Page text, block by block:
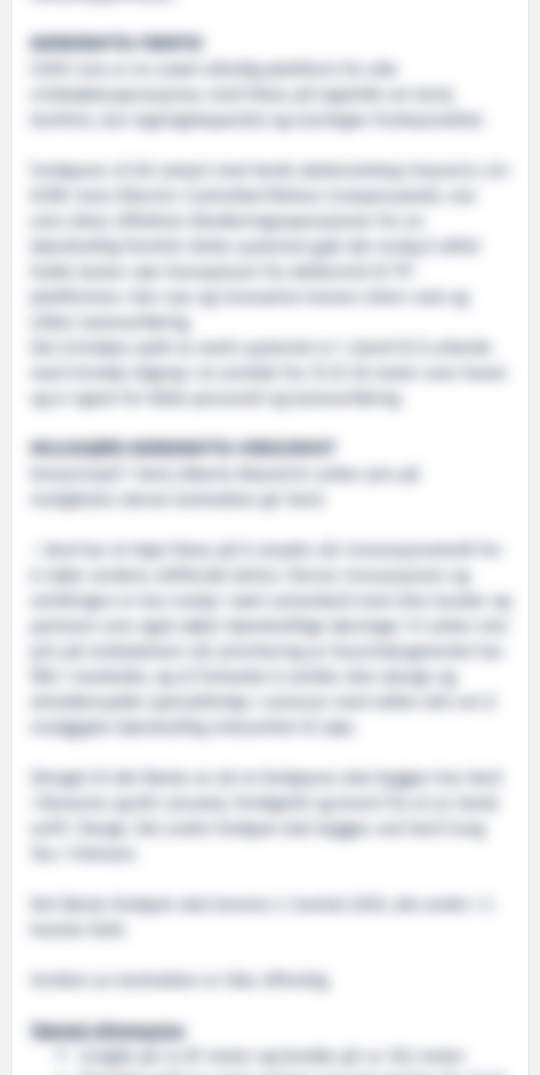
BÆREKRAFTIG FREMTID
CSOV-ene er en svært allsidig plattform for alle
vindstøtteoperasjoner, med fokus på logistikk om bord,
komfort, stor lagringskapasitet og overlegen funksjonalitet.
Fartøyene vil bli utstyrt med Vards datterselskap Seaonics sin
ECMC-kran (Electric Controlled Motion Compensated), noe
som sikrer effektive håndteringsoperasjoner for en
bærekraftig fremtid. Dette systemet gjør det mulig å alltid
plattformen. Den nye og innovative kranen sikrer rask og
Det trinnløse walk-to-work-systemet er i stand til å arbeide
med trinnløs tilgang i et område fra 15 til 30 meter over havet
og er egnet for både personell og lastoverføring.
MULIGGJØRE BÆREKRAFTIG VIRKSOMHET
muligheten denne kontrakten gir Vard:
– Vard har et høyt fokus på å utnytte vår innovasjonskraft for
utviklingen er kun mulig i nært samarbeid med våre kunder og
partnere som også søker bærekraftige løsninger. Vi setter stor
pris på mottakelsen vår prioritering av havvindsegmentet har
skreddersydde spesialfartøy i samsvar med målet vårt om å
muliggjøre bærekraftig virksomhet til sjøs.
Skroget til det første av de to fartøyene skal bygges hos Vard
i Romania og blir utrustet, ferdigstilt og levert fra et av Vards
verft i Norge. Det andre fartøyet skal bygges ved Vard Vung
Det første fartøyet skal leveres 2. kvartal 2025, det andre i 2.
Verdien av kontrakten er ikke offentlig.
Teknisk informasjon
Lengde på ca 87 meter og bredde på ca 19,5 meter